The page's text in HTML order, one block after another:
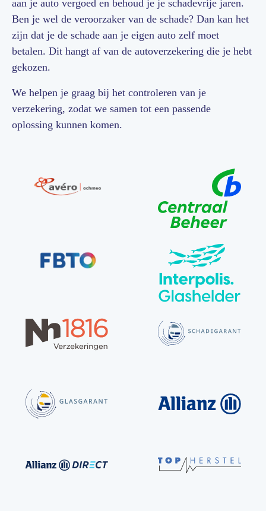
aan je auto vergoed en behoud je je schadevrije jaren.
Ben je wel de veroorzaker van de schade? Dan kan het
zijn dat je de schade aan je eigen auto zelf moet
betalen. Dit hangt af van de autoverzekering die je hebt
gekozen.
We helpen je graag bij het controleren van je
verzekering, zodat we samen tot een passende
oplossing kunnen komen.